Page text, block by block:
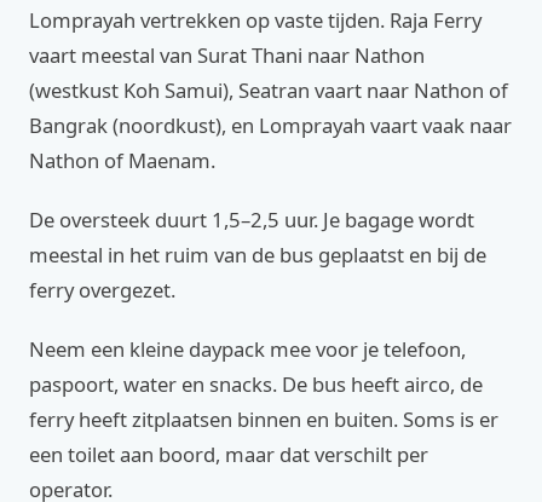
Lomprayah vertrekken op vaste tijden. Raja Ferry
vaart meestal van Surat Thani naar Nathon
(westkust Koh Samui), Seatran vaart naar Nathon of
Bangrak (noordkust), en Lomprayah vaart vaak naar
Nathon of Maenam.
De oversteek duurt 1,5–2,5 uur. Je bagage wordt
meestal in het ruim van de bus geplaatst en bij de
ferry overgezet.
Neem een kleine daypack mee voor je telefoon,
paspoort, water en snacks. De bus heeft airco, de
ferry heeft zitplaatsen binnen en buiten. Soms is er
een toilet aan boord, maar dat verschilt per
operator.